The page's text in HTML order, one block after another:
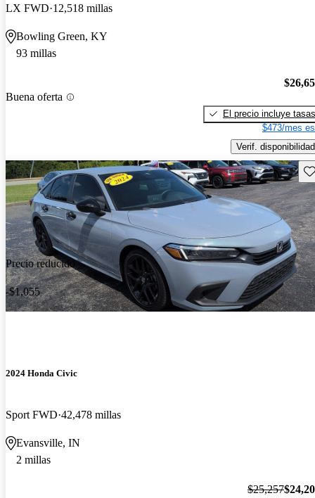
LX FWD 12,518 millas
Bowling Green, KY
93 millas
Buena oferta
El precio incluye tasas
$473/mes
Verif. disponibilidad
Precio reducido
-$1,055
2024 Honda Civic
Sport FWD 42,478 millas
Evansville, IN
2 millas
$25,257